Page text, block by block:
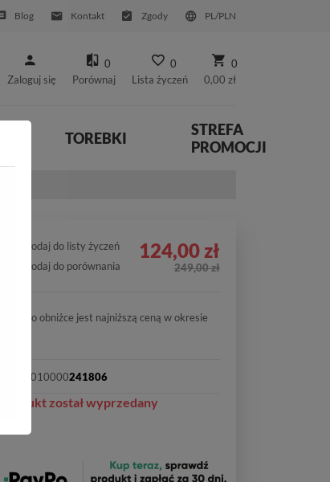
Blog Kontakt Zgody PL/PLN
Zaloguj się
0
Porównaj
0
Lista życzeń
0
0,00 zł
TOREBKI
STREFA
PROMOCJI
Dodaj do listy życzeń
Dodaj do porównania
124,00 zł
249,00 zł
Cena po obniżce jest najniższą ceną w okresie
2010000241806
Produkt został wyprzedany